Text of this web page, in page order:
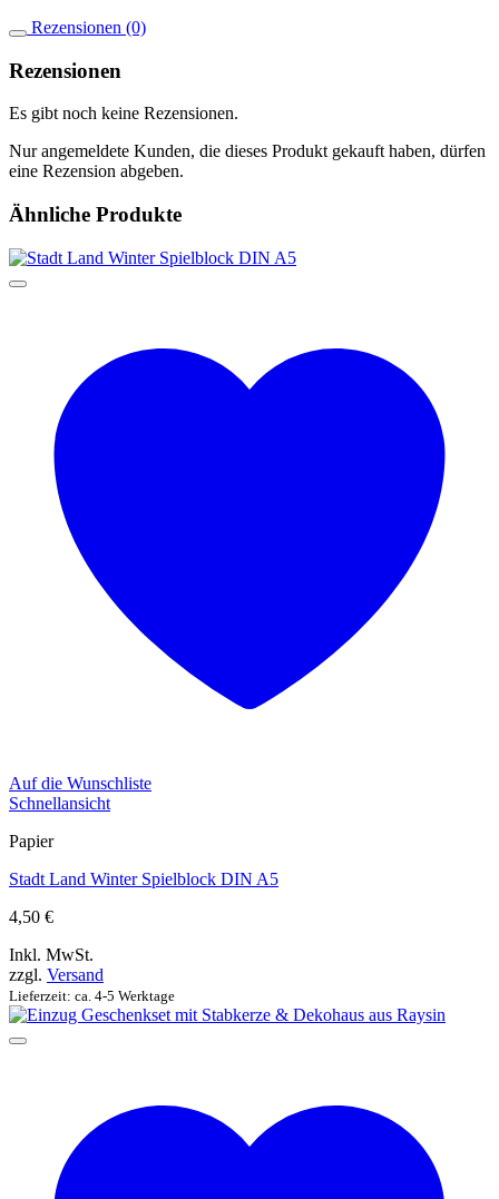
Rezensionen (0)
Rezensionen
Es gibt noch keine Rezensionen.
Nur angemeldete Kunden, die dieses Produkt gekauft haben, dürfen
eine Rezension abgeben.
Ähnliche Produkte
Auf die Wunschliste
Schnellansicht
Papier
Stadt Land Winter Spielblock DIN A5
4,50 €
Inkl. MwSt.
zzgl. Versand
Lieferzeit: ca. 4-5 Werktage